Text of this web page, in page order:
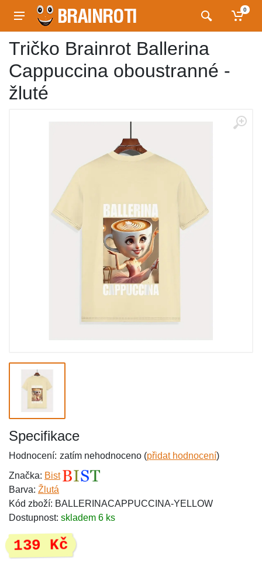
0
Tričko Brainrot Ballerina
Cappuccina oboustranné -
žluté
Specifikace
Hodnocení: zatím nehodnoceno (přidat hodnocení)
Značka: Bist
Barva: Žlutá
Kód zboží: BALLERINACAPPUCCINA-YELLOW
Dostupnost: skladem 6 ks
139 Kč